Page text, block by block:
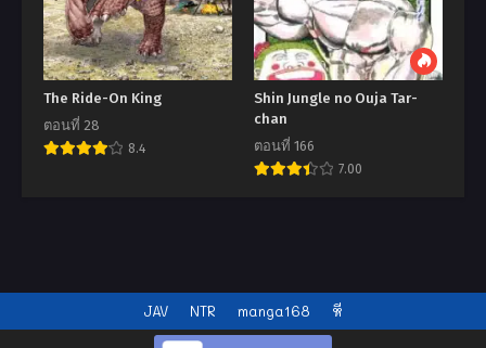
The Ride-On King
ตอนที่ 28
8.4
Shin Jungle no Ouja Tar-
chan
ตอนที่ 166
7.00
JAV NTR manga168 หี